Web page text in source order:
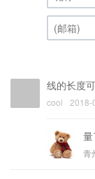
昵称 (必填)
线的长度
cool 2018-
量
青